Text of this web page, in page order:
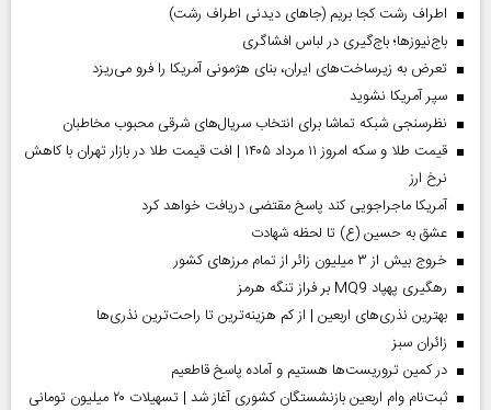
اطراف رشت کجا بریم (جاهای دیدنی اطراف رشت)
باج‌نیوزها؛ باج‌گیری در لباس افشاگری
تعرض به زیرساخت‌های ایران، بنای هژمونی آمریکا را فرو می‌ریزد
سپر آمریکا نشوید
نظرسنجی شبکه تماشا برای انتخاب سریال‌های شرقی محبوب مخاطبان
قیمت طلا و سکه امروز ۱۱ مرداد ۱۴۰۵ | افت قیمت طلا در بازار تهران با کاهش
نرخ ارز
آمریکا ماجراجویی کند پاسخ مقتضی دریافت خواهد کرد
عشق به حسین (ع) تا لحظه شهادت
خروج بیش از ۳ میلیون زائر از تمام مرز‌های کشور
رهگیری پهپاد MQ9 بر فراز تنگه هرمز
بهترین نذری‌های اربعین | از کم هزینه‌ترین تا راحت‌ترین نذری‌ها
‌زائران سبز
در کمین تروریست‌ها هستیم و آماده پاسخ قاطعیم
ثبت‌نام وام اربعین بازنشستگان کشوری آغاز شد | تسهیلات ۲۰ میلیون تومانی